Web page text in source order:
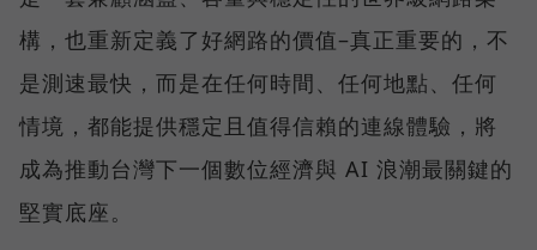
構，也重新定義了好網路的價值–真正重要的，不
是測速最快，而是在任何時間、任何地點、任何
情境，都能提供穩定且值得信賴的連線體驗，將
成為推動台灣下一個數位經濟與 AI 浪潮最關鍵的
堅實底座。